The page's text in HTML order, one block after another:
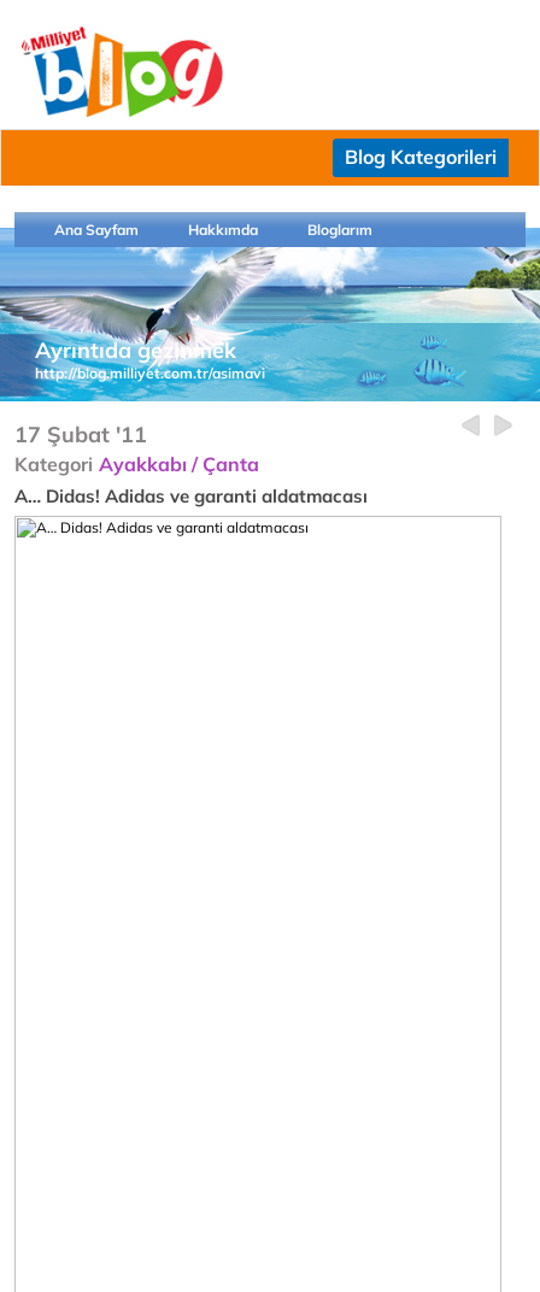
Blog Kategorileri
Ana Sayfam Hakkımda Bloglarım
Ayrıntıda gezinmek
http://blog.milliyet.com.tr/asimavi
17 Şubat '11
Kategori Ayakkabı / Çanta
A… Didas! Adidas ve garanti aldatmacası